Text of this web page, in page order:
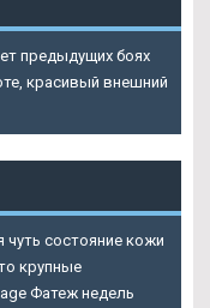
предыдущих боях
красивый внешний
чуть состояние кожи
крупные
Фатеж недель